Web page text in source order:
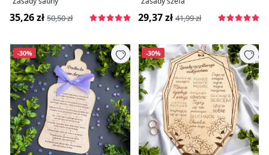
35,26 zł 50,50 zł 29,37 zł 41,99 zł
-30% -30%